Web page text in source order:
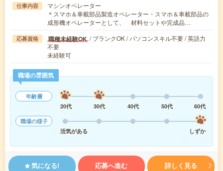
仕事内容
マシンオペレーター
＊スマホ＆車載部品製造オペレーター・スマホ＆車載部品の
成形機オペレーターとして、 材料セットや完成品…
応募資格 職種未経験OK / ブランクOK / パソコンスキル不要 / 英語力
不要
未経験可
職場の雰囲気
年齢層
20代
30代 40代 50代
60代
職場の様子
活気がある
しずか
気になる! 応募へ進む 詳しく見る